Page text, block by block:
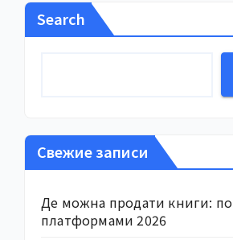
Search
Свежие записи
Де можна продати книги:
платформами 2026